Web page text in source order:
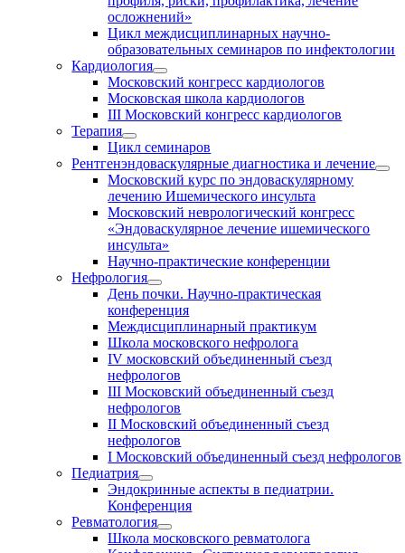
осложнений»
Цикл междисциплинарных научно-
образовательных семинаров по инфектологии
Кардиология
Московский конгресс кардиологов
Московская школа кардиологов
III Московский конгресс кардиологов
Терапия
Цикл семинаров
Рентгенэндоваскулярные диагностика и лечение
Московский курс по эндоваскулярному
лечению Ишемического инсульта
Московский неврологический конгресс
«Эндоваскулярное лечение ишемического
инсульта»
Научно-практические конференции
Нефрология
День почки. Научно-практическая
конференция
Междисциплинарный практикум
Школа московского нефролога
IV московский объединенный съезд
нефрологов
III Московский объединенный съезд
нефрологов
II Московский объединенный съезд
нефрологов
I Московский объединенный съезд нефрологов
Педиатрия
Эндокринные аспекты в педиатрии.
Конференция
Ревматология
Школа московского ревматолога